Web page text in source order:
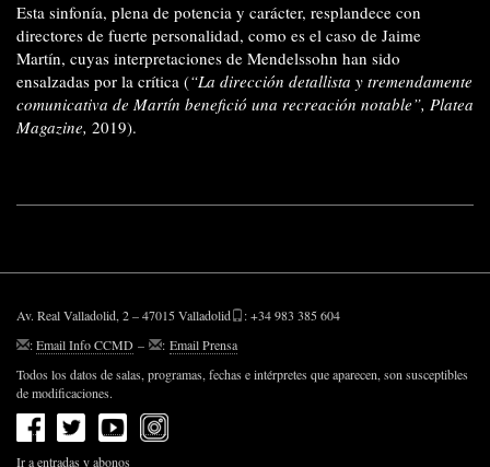
Esta sinfonía, plena de potencia y carácter, resplandece con
directores de fuerte personalidad, como es el caso de Jaime
Martín, cuyas interpretaciones de Mendelssohn han sido
ensalzadas por la crítica (“La dirección detallista y tremendamente
comunicativa de Martín benefició una recreación notable”, Platea
Magazine, 2019).
Av. Real Valladolid, 2 – 47015 Valladolid
: +34 983 385 604
:Email Info CCMD – : Email Prensa
Todos los datos de salas, programas, fechas e intérpretes que aparecen, son susceptibles
de modificaciones.
Ir a entradas y abonos